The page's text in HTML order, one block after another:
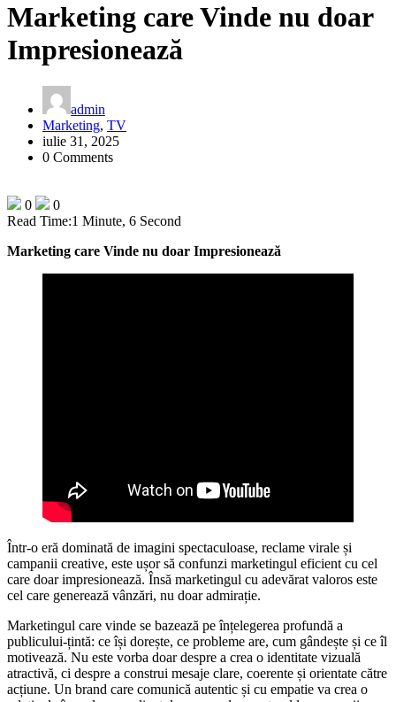
Marketing care Vinde nu doar
Impresionează
admin
Marketing, TV
iulie 31, 2025
0 Comments
0
0
Read Time:1 Minute, 6 Second
Marketing care Vinde nu doar Impresionează
Într-o eră dominată de imagini spectaculoase, reclame virale și
campanii creative, este ușor să confunzi marketingul eficient cu cel
care doar impresionează. Însă marketingul cu adevărat valoros este
cel care generează vânzări, nu doar admirație.
Marketingul care vinde se bazează pe înțelegerea profundă a
publicului-țintă: ce își dorește, ce probleme are, cum gândește și ce îl
motivează. Nu este vorba doar despre a crea o identitate vizuală
atractivă, ci despre a construi mesaje clare, coerente și orientate către
acțiune. Un brand care comunică autentic și cu empatie va crea o